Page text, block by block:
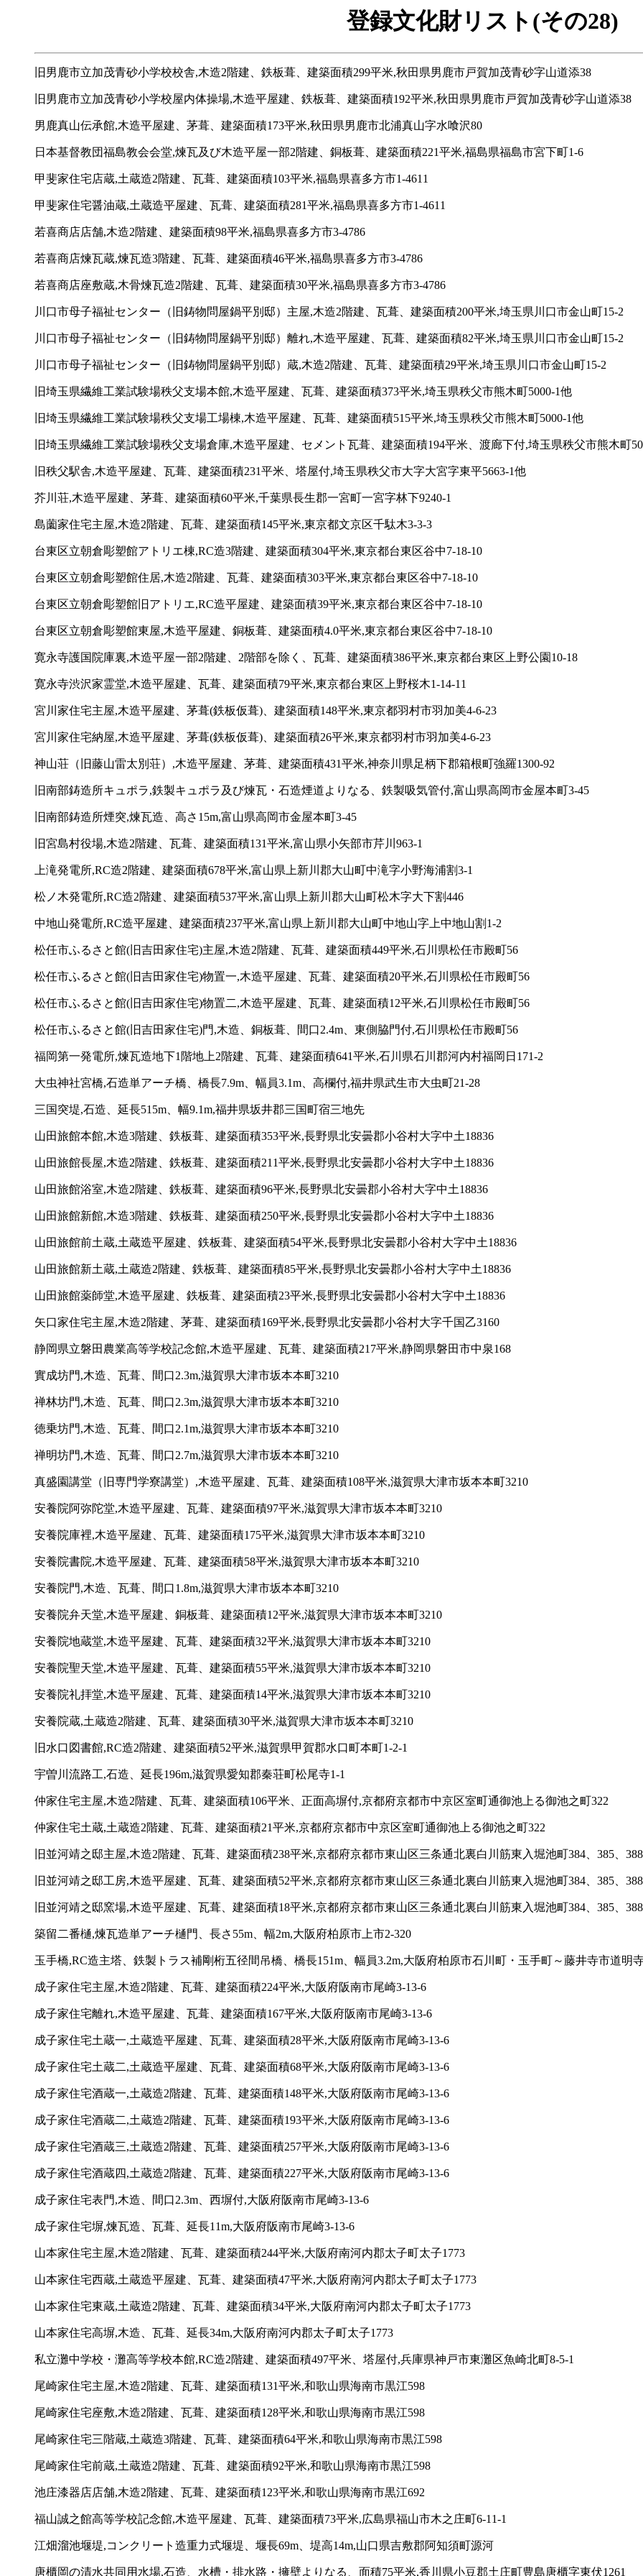
登録文化財リスト(その28)
旧男鹿市立加茂青砂小学校校舎,木造2階建、鉄板葺、建築面積299平米,秋田県男鹿市戸賀加茂青砂字山道添38
旧男鹿市立加茂青砂小学校屋内体操場,木造平屋建、鉄板葺、建築面積192平米,秋田県男鹿市戸賀加茂青砂字山道添38
男鹿真山伝承館,木造平屋建、茅葺、建築面積173平米,秋田県男鹿市北浦真山字水喰沢80
日本基督教団福島教会会堂,煉瓦及び木造平屋一部2階建、銅板葺、建築面積221平米,福島県福島市宮下町1-6
甲斐家住宅店蔵,土蔵造2階建、瓦葺、建築面積103平米,福島県喜多方市1-4611
甲斐家住宅醤油蔵,土蔵造平屋建、瓦葺、建築面積281平米,福島県喜多方市1-4611
若喜商店店舗,木造2階建、建築面積98平米,福島県喜多方市3-4786
若喜商店煉瓦蔵,煉瓦造3階建、瓦葺、建築面積46平米,福島県喜多方市3-4786
若喜商店座敷蔵,木骨煉瓦造2階建、瓦葺、建築面積30平米,福島県喜多方市3-4786
川口市母子福祉センター（旧鋳物問屋鍋平別邸）主屋,木造2階建、瓦葺、建築面積200平米,埼玉県川口市金山町15-2
川口市母子福祉センター（旧鋳物問屋鍋平別邸）離れ,木造平屋建、瓦葺、建築面積82平米,埼玉県川口市金山町15-2
川口市母子福祉センター（旧鋳物問屋鍋平別邸）蔵,木造2階建、瓦葺、建築面積29平米,埼玉県川口市金山町15-2
旧埼玉県繊維工業試験場秩父支場本館,木造平屋建、瓦葺、建築面積373平米,埼玉県秩父市熊木町5000-1他
旧埼玉県繊維工業試験場秩父支場工場棟,木造平屋建、瓦葺、建築面積515平米,埼玉県秩父市熊木町5000-1他
旧埼玉県繊維工業試験場秩父支場倉庫,木造平屋建、セメント瓦葺、建築面積194平米、渡廊下付,埼玉県秩父市熊木町
旧秩父駅舎,木造平屋建、瓦葺、建築面積231平米、塔屋付,埼玉県秩父市大字大宮字東平5663-1他
芥川荘,木造平屋建、茅葺、建築面積60平米,千葉県長生郡一宮町一宮字林下9240-1
島薗家住宅主屋,木造2階建、瓦葺、建築面積145平米,東京都文京区千駄木3-3-3
台東区立朝倉彫塑館アトリエ棟,RC造3階建、建築面積304平米,東京都台東区谷中7-18-10
台東区立朝倉彫塑館住居,木造2階建、瓦葺、建築面積303平米,東京都台東区谷中7-18-10
台東区立朝倉彫塑館旧アトリエ,RC造平屋建、建築面積39平米,東京都台東区谷中7-18-10
台東区立朝倉彫塑館東屋,木造平屋建、銅板葺、建築面積4.0平米,東京都台東区谷中7-18-10
寛永寺護国院庫裏,木造平屋一部2階建、2階部を除く、瓦葺、建築面積386平米,東京都台東区上野公園10-18
寛永寺渋沢家霊堂,木造平屋建、瓦葺、建築面積79平米,東京都台東区上野桜木1-14-11
宮川家住宅主屋,木造平屋建、茅葺(鉄板仮葺)、建築面積148平米,東京都羽村市羽加美4-6-23
宮川家住宅納屋,木造平屋建、茅葺(鉄板仮葺)、建築面積26平米,東京都羽村市羽加美4-6-23
神山荘（旧藤山雷太別荘）,木造平屋建、茅葺、建築面積431平米,神奈川県足柄下郡箱根町強羅1300-92
旧南部鋳造所キュポラ,鉄製キュポラ及び煉瓦・石造煙道よりなる、鉄製吸気管付,富山県高岡市金屋本町3-45
旧南部鋳造所煙突,煉瓦造、高さ15m,富山県高岡市金屋本町3-45
旧宮島村役場,木造2階建、瓦葺、建築面積131平米,富山県小矢部市芹川963-1
上滝発電所,RC造2階建、建築面積678平米,富山県上新川郡大山町中滝字小野海浦割3-1
松ノ木発電所,RC造2階建、建築面積537平米,富山県上新川郡大山町松木字大下割446
中地山発電所,RC造平屋建、建築面積237平米,富山県上新川郡大山町中地山字上中地山割1-2
松任市ふるさと館(旧吉田家住宅)主屋,木造2階建、瓦葺、建築面積449平米,石川県松任市殿町56
松任市ふるさと館(旧吉田家住宅)物置一,木造平屋建、瓦葺、建築面積20平米,石川県松任市殿町56
松任市ふるさと館(旧吉田家住宅)物置二,木造平屋建、瓦葺、建築面積12平米,石川県松任市殿町56
松任市ふるさと館(旧吉田家住宅)門,木造、銅板葺、間口2.4m、東側脇門付,石川県松任市殿町56
福岡第一発電所,煉瓦造地下1階地上2階建、瓦葺、建築面積641平米,石川県石川郡河内村福岡日171-2
大虫神社宮橋,石造単アーチ橋、橋長7.9m、幅員3.1m、高欄付,福井県武生市大虫町21-28
三国突堤,石造、延長515m、幅9.1m,福井県坂井郡三国町宿三地先
山田旅館本館,木造3階建、鉄板葺、建築面積353平米,長野県北安曇郡小谷村大字中土18836
山田旅館長屋,木造2階建、鉄板葺、建築面積211平米,長野県北安曇郡小谷村大字中土18836
山田旅館浴室,木造2階建、鉄板葺、建築面積96平米,長野県北安曇郡小谷村大字中土18836
山田旅館新館,木造3階建、鉄板葺、建築面積250平米,長野県北安曇郡小谷村大字中土18836
山田旅館前土蔵,土蔵造平屋建、鉄板葺、建築面積54平米,長野県北安曇郡小谷村大字中土18836
山田旅館新土蔵,土蔵造2階建、鉄板葺、建築面積85平米,長野県北安曇郡小谷村大字中土18836
山田旅館薬師堂,木造平屋建、鉄板葺、建築面積23平米,長野県北安曇郡小谷村大字中土18836
矢口家住宅主屋,木造2階建、茅葺、建築面積169平米,長野県北安曇郡小谷村大字千国乙3160
静岡県立磐田農業高等学校記念館,木造平屋建、瓦葺、建築面積217平米,静岡県磐田市中泉168
實成坊門,木造、瓦葺、間口2.3m,滋賀県大津市坂本本町3210
禅林坊門,木造、瓦葺、間口2.3m,滋賀県大津市坂本本町3210
徳乗坊門,木造、瓦葺、間口2.1m,滋賀県大津市坂本本町3210
禅明坊門,木造、瓦葺、間口2.7m,滋賀県大津市坂本本町3210
真盛園講堂（旧専門学寮講堂）,木造平屋建、瓦葺、建築面積108平米,滋賀県大津市坂本本町3210
安養院阿弥陀堂,木造平屋建、瓦葺、建築面積97平米,滋賀県大津市坂本本町3210
安養院庫裡,木造平屋建、瓦葺、建築面積175平米,滋賀県大津市坂本本町3210
安養院書院,木造平屋建、瓦葺、建築面積58平米,滋賀県大津市坂本本町3210
安養院門,木造、瓦葺、間口1.8m,滋賀県大津市坂本本町3210
安養院弁天堂,木造平屋建、銅板葺、建築面積12平米,滋賀県大津市坂本本町3210
安養院地蔵堂,木造平屋建、瓦葺、建築面積32平米,滋賀県大津市坂本本町3210
安養院聖天堂,木造平屋建、瓦葺、建築面積55平米,滋賀県大津市坂本本町3210
安養院礼拝堂,木造平屋建、瓦葺、建築面積14平米,滋賀県大津市坂本本町3210
安養院蔵,土蔵造2階建、瓦葺、建築面積30平米,滋賀県大津市坂本本町3210
旧水口図書館,RC造2階建、建築面積52平米,滋賀県甲賀郡水口町本町1-2-1
宇曽川流路工,石造、延長196m,滋賀県愛知郡秦荘町松尾寺1-1
仲家住宅主屋,木造2階建、瓦葺、建築面積106平米、正面高塀付,京都府京都市中京区室町通御池上る御池之町322
仲家住宅土蔵,土蔵造2階建、瓦葺、建築面積21平米,京都府京都市中京区室町通御池上る御池之町322
旧並河靖之邸主屋,木造2階建、瓦葺、建築面積238平米,京都府京都市東山区三条通北裏白川筋東入堀池町384、385、388
旧並河靖之邸工房,木造平屋建、瓦葺、建築面積52平米,京都府京都市東山区三条通北裏白川筋東入堀池町384、385、388
旧並河靖之邸窯場,木造平屋建、瓦葺、建築面積18平米,京都府京都市東山区三条通北裏白川筋東入堀池町384、385、388
築留二番樋,煉瓦造単アーチ樋門、長さ55m、幅2m,大阪府柏原市上市2-320
玉手橋,RC造主塔、鉄製トラス補剛桁五径間吊橋、橋長151m、幅員3.2m,大阪府柏原市石川町・玉手町～藤井寺市道明
成子家住宅主屋,木造2階建、瓦葺、建築面積224平米,大阪府阪南市尾崎3-13-6
成子家住宅離れ,木造平屋建、瓦葺、建築面積167平米,大阪府阪南市尾崎3-13-6
成子家住宅土蔵一,土蔵造平屋建、瓦葺、建築面積28平米,大阪府阪南市尾崎3-13-6
成子家住宅土蔵二,土蔵造平屋建、瓦葺、建築面積68平米,大阪府阪南市尾崎3-13-6
成子家住宅酒蔵一,土蔵造2階建、瓦葺、建築面積148平米,大阪府阪南市尾崎3-13-6
成子家住宅酒蔵二,土蔵造2階建、瓦葺、建築面積193平米,大阪府阪南市尾崎3-13-6
成子家住宅酒蔵三,土蔵造2階建、瓦葺、建築面積257平米,大阪府阪南市尾崎3-13-6
成子家住宅酒蔵四,土蔵造2階建、瓦葺、建築面積227平米,大阪府阪南市尾崎3-13-6
成子家住宅表門,木造、間口2.3m、西塀付,大阪府阪南市尾崎3-13-6
成子家住宅塀,煉瓦造、瓦葺、延長11m,大阪府阪南市尾崎3-13-6
山本家住宅主屋,木造2階建、瓦葺、建築面積244平米,大阪府南河内郡太子町太子1773
山本家住宅西蔵,土蔵造平屋建、瓦葺、建築面積47平米,大阪府南河内郡太子町太子1773
山本家住宅東蔵,土蔵造2階建、瓦葺、建築面積34平米,大阪府南河内郡太子町太子1773
山本家住宅高塀,木造、瓦葺、延長34m,大阪府南河内郡太子町太子1773
私立灘中学校・灘高等学校本館,RC造2階建、建築面積497平米、塔屋付,兵庫県神戸市東灘区魚崎北町8-5-1
尾崎家住宅主屋,木造2階建、瓦葺、建築面積131平米,和歌山県海南市黒江598
尾崎家住宅座敷,木造2階建、瓦葺、建築面積128平米,和歌山県海南市黒江598
尾崎家住宅三階蔵,土蔵造3階建、瓦葺、建築面積64平米,和歌山県海南市黒江598
尾崎家住宅前蔵,土蔵造2階建、瓦葺、建築面積92平米,和歌山県海南市黒江598
池庄漆器店店舗,木造2階建、瓦葺、建築面積123平米,和歌山県海南市黒江692
福山誠之館高等学校記念館,木造平屋建、瓦葺、建築面積73平米,広島県福山市木之庄町6-11-1
江畑溜池堰堤,コンクリート造重力式堰堤、堰長69m、堤高14m,山口県吉敷郡阿知須町源河
唐櫃岡の清水共同用水場,石造、水槽・排水路・擁壁よりなる、面積75平米,香川県小豆郡土庄町豊島唐櫃字東伏1261